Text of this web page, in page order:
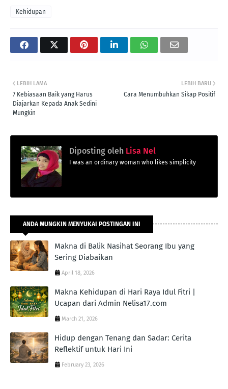
Kehidupan
LEBIH BARU
Cara Menumbuhkan Sikap Positif
LEBIH LAMA
7 Kebiasaan Baik yang Harus
Diajarkan Kepada Anak Sedini
Mungkin
Diposting oleh Lisa Nel
I was an ordinary woman who likes simplicity
ANDA MUNGKIN MENYUKAI POSTINGAN INI
Makna di Balik Nasihat Seorang Ibu yang
Sering Diabaikan
April 18, 2026
Makna Kehidupan di Hari Raya Idul Fitri |
Ucapan dari Admin Nelisa17.com
March 21, 2026
Hidup dengan Tenang dan Sadar: Cerita
Reflektif untuk Hari Ini
February 23, 2026